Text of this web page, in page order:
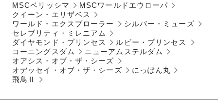
MSCベリッシマ
MSCワールドエウローパ
クイーン・エリザベス
ワールド・エクスプローラー
シルバー・ミューズ
セレブリティ・ミレニアム
ダイヤモンド・プリンセス
ルビー・プリンセス
コーニングスダム
ニューアムステルダム
オアシス・オブ・ザ・シーズ
オデッセイ・オブ・ザ・シーズ
にっぽん丸
飛鳥Ⅱ